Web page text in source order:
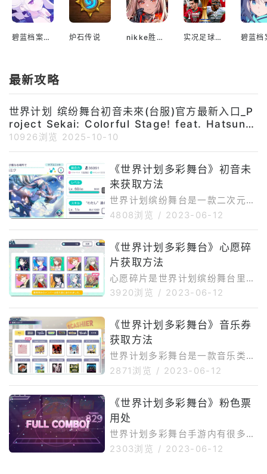
碧蓝档案国际服 炉石传说 nikke胜利女神国际服 实况足球2022手游
最新攻略
世界计划 缤纷舞台初音未來(台服)官方最新入口_P
roject Sekai: Colorful Stage! feat. Hatsune
Miku官网地址
10926浏览 2025-10-10
《世界计划多彩舞台》初音未
来获取方法
世界计划缤纷舞台是一款二次元的
音乐打击游戏，初音是游戏中的角
看吧。初音未来是4星角色，只能
通过抽卡获得。由于这个游戏的出
货率比较感人，而且如果不氪金的
话后期拿到免费钻石的数量很少，
建议玩家玩这个游戏之前刷初始，
来。一个新号做完新手教程就送3
0抽，完成第一章再送100抽，玩
家可以利用这个新手前期福利来刷
初始，抽
4808浏览 / 2023-06-12
《世界计划多彩舞台》心愿碎
片获取方法
心愿碎片是世界计划缤纷舞台里非
常重要的道具，那么世界计划缤纷
愿碎片的获取方式介绍，一起来看
看吧。心愿碎片的作用有两个，一
个是突破角色等级限制，还有一个
是升级角色的技能。目前游戏得到
心愿碎片的方式比较单一，主要是
碎片的，1000个重复的1星角色能
够换1000个心愿碎片，所以心愿
碎片在游戏中十分珍贵，玩家不要
轻易
3920浏览 / 2023-06-12
《世界计划多彩舞台》音乐券
获取方法
世界计划多彩舞台是一款音乐类游
戏，游戏里可是有很多的道具存在
彩舞台音乐券怎么获得呢？今天就
让小编来给大家详细介绍一下游戏
内音乐券的获取方法，让我们一起
来看看吧。一、音乐券得用处音乐
券在游戏里的主要用处就是参与一
2871浏览 / 2023-06-12
《世界计划多彩舞台》粉色票
用处
世界计划多彩舞台手游内有很多道
具存在，玩家可以使用这些道具去
2303浏览 / 2023-06-12